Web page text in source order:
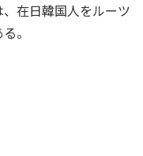
在日韓国人をルーツ
。